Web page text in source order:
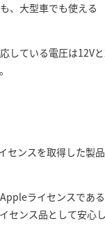
、大型車でも使える
している電圧は12V
ンスを取得した製品
ライセンスであ
センス品として安心